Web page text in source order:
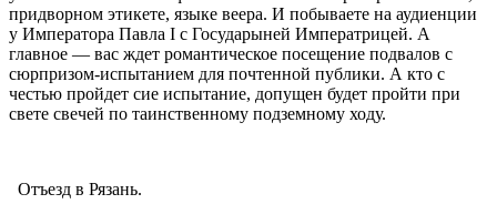
придворном этикете, языке веера. И побываете на аудиенции
у Императора Павла I с Государыней Императрицей. А
главное — вас ждет романтическое посещение подвалов с
сюрпризом-испытанием для почтенной публики. А кто с
честью пройдет сие испытание, допущен будет пройти при
свете свечей по таинственному подземному ходу.
Отъезд в Рязань.